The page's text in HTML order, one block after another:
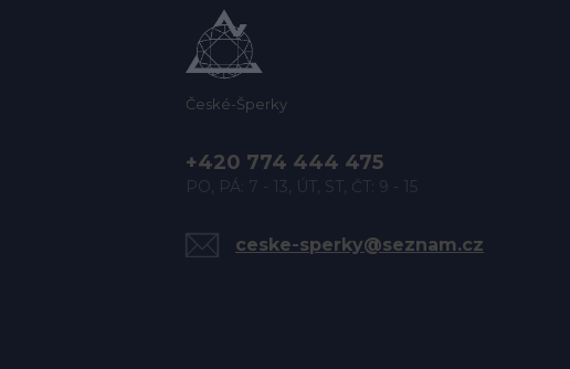
České-Šperky
+420 774 444 475
PO, PÁ: 7 - 13, ÚT, ST, ČT: 9 - 15
ceske-sperky@seznam.cz